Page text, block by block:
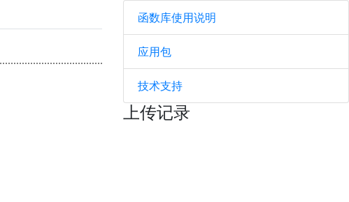
函数库使用说明
应用包
技术支持
上传记录